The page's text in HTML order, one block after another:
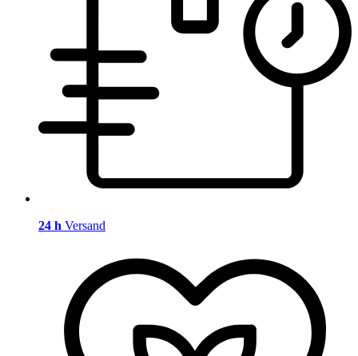
24 h Versand